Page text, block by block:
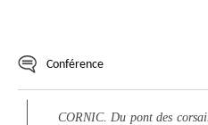
Conférence
CORNIC. Du pont des